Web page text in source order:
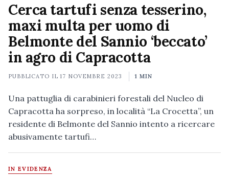
Cerca tartufi senza tesserino,
maxi multa per uomo di
Belmonte del Sannio ‘beccato’
in agro di Capracotta
PUBBLICATO IL17 NOVEMBRE 2023 1 MIN
Una pattuglia di carabinieri forestali del Nucleo di
Capracotta ha sorpreso, in località “La Crocetta”, un
residente di Belmonte del Sannio intento a ricercare
abusivamente tartufi…
IN EVIDENZA